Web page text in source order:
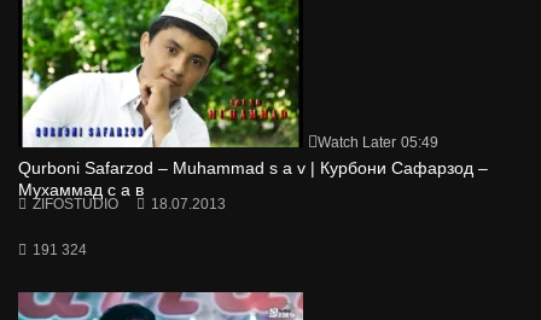
Watch Later 05:49
Qurboni Safarzod – Muhammad s a v | Курбони Сафарзод –
Мухаммад с а в
ZIFOSTUDIO 18.07.2013
191 324